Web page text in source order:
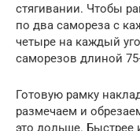
стягивании. Чтобы
по два самореза с
четыре на каждый
саморезов длиной
Готовую рамку
размечаем и
это дольше. Быстрее